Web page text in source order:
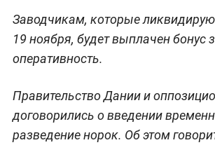
Заводчикам, которые
19 ноября, будет выплачен бонус
оперативность.
Правительство Дании и
договорились о введении
разведение норок. Об этом